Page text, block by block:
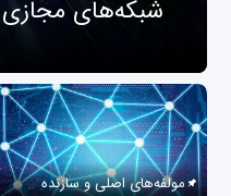
شبکه‌های مجازی
مولفه‌های اصلی و سازنده